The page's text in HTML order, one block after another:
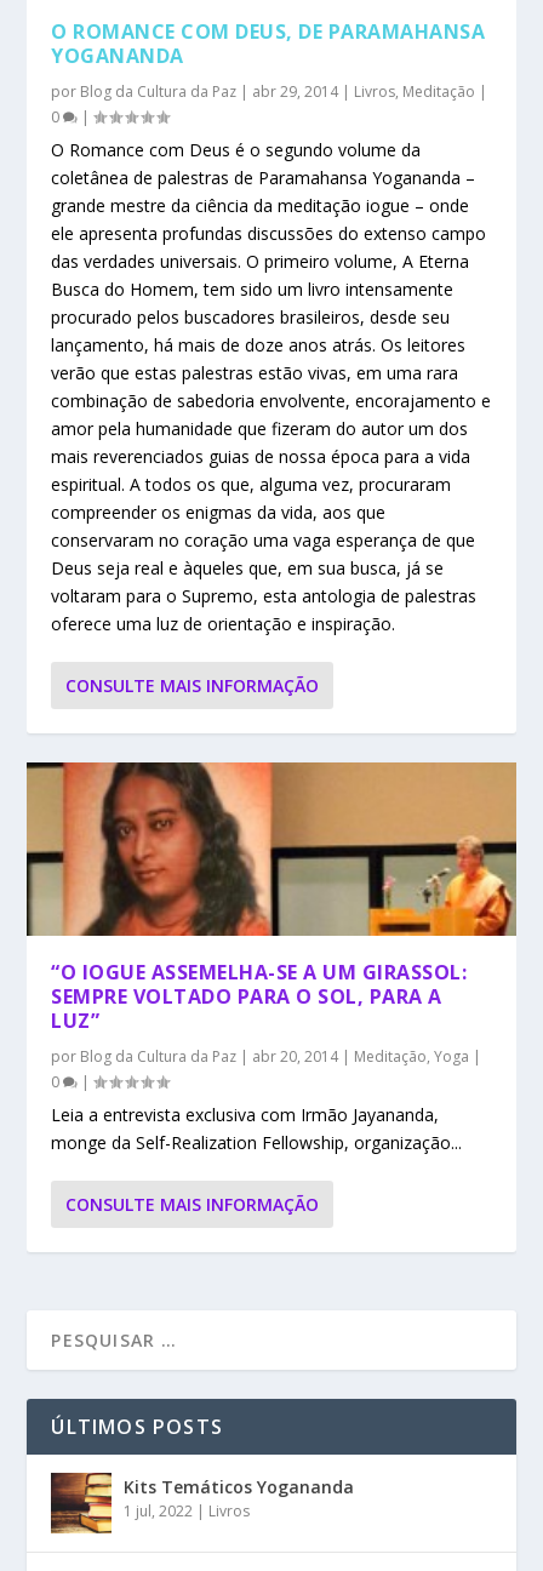
O ROMANCE COM DEUS, DE PARAMAHANSA
YOGANANDA
por Blog da Cultura da Paz | abr 29, 2014| Livros, Meditação |
0
|
O Romance com Deus é o segundo volume da
coletânea de palestras de Paramahansa Yogananda –
grande mestre da ciência da meditação iogue – onde
ele apresenta profundas discussões do extenso campo
das verdades universais. O primeiro volume, A Eterna
Busca do Homem, tem sido um livro intensamente
procurado pelos buscadores brasileiros, desde seu
lançamento, há mais de doze anos atrás. Os leitores
verão que estas palestras estão vivas, em uma rara
combinação de sabedoria envolvente, encorajamento e
amor pela humanidade que fizeram do autor um dos
mais reverenciados guias de nossa época para a vida
espiritual. A todos os que, alguma vez, procuraram
compreender os enigmas da vida, aos que
conservaram no coração uma vaga esperança de que
Deus seja real e àqueles que, em sua busca, já se
voltaram para o Supremo, esta antologia de palestras
oferece uma luz de orientação e inspiração.
CONSULTE MAIS INFORMAÇÃO
“O IOGUE ASSEMELHA-SE A UM GIRASSOL:
SEMPRE VOLTADO PARA O SOL, PARA A
LUZ”
por Blog da Cultura da Paz | abr 20, 2014| Meditação,Yoga |
0
|
Leia a entrevista exclusiva com Irmão Jayananda,
monge da Self-Realization Fellowship, organização...
CONSULTE MAIS INFORMAÇÃO
ÚLTIMOS POSTS
Kits Temáticos Yogananda
1 jul, 2022 | Livros